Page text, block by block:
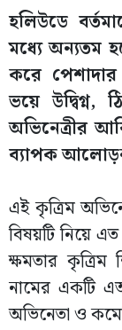
হলিউডে
মধ্যে অন্যতম
করে
ভয়ে
অভিনেত্রীর
ব্যাপক আলোড়ন
এই কৃত্রিম
বিষয়টি নিয়ে
ক্ষমতার কৃত্রিম
নামের একটি
অভিনেতা ও